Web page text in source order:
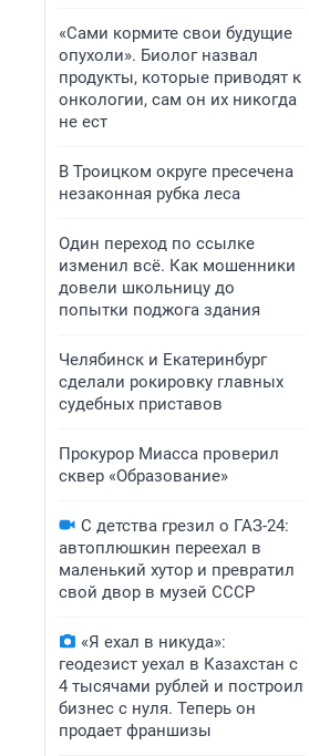
«Сами кормите свои будущие
опухоли». Биолог назвал
продукты, которые приводят к
онкологии, сам он их никогда
не ест
В Троицком округе пресечена
незаконная рубка леса
Один переход по ссылке
изменил всё. Как мошенники
довели школьницу до
попытки поджога здания
Челябинск и Екатеринбург
сделали рокировку главных
судебных приставов
Прокурор Миасса проверил
сквер «Образование»
С детства грезил о ГАЗ-24:
автоплюшкин переехал в
маленький хутор и превратил
свой двор в музей СССР
«Я ехал в никуда»:
геодезист уехал в Казахстан с
4 тысячами рублей и построил
бизнес с нуля. Теперь он
продает франшизы